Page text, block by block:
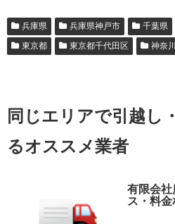
兵庫県 兵庫県神戸市 千葉県
東京都
東京都千代田区 神奈
同じエリアで引越し
るオススメ業者
有限会社
ス・料金